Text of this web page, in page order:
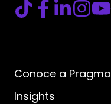
Conoce a Pragma
Insights